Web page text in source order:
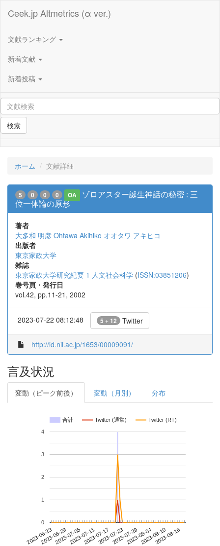
Ceek.jp Altmetrics (α ver.)
文献ランキング
新着文献
新着投稿
検索
ホーム 文献詳細
5 0 0 0 OA
ゾロアスター誕生神話の秘密 : 三
位一体論の原形
著者
大多和 明彦 Ohtawa Akihiko オオタワ アキヒコ
出版者
東京家政大学
雑誌
東京家政大学研究紀要 1 人文社会科学 (ISSN:03851206)
巻号頁・発行日
vol.42, pp.11-21, 2002
2023-07-22 08:12:48 5 + 12 Twitter
http://id.nii.ac.jp/1653/00009091/
言及状況
変動（ピーク前後） 変動（月別） 分布
合計 Twitter (通常) Twitter (RT)
2023-06-232023-06-292023-07-052023-07-112023-07-172023-07-232023-07-292023-08-042023-08-102023-08-16
0
1
2
3
4